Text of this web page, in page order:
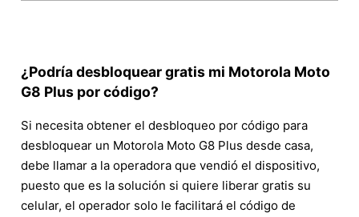
¿Podría desbloquear gratis mi Motorola Moto
G8 Plus por código?
Si necesita obtener el desbloqueo por código para
desbloquear un Motorola Moto G8 Plus desde casa,
debe llamar a la operadora que vendió el dispositivo,
puesto que es la solución si quiere liberar gratis su
celular, el operador solo le facilitará el código de